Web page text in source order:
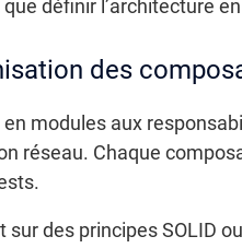
définir l’architecture
des
en modules aux
réseau. Chaque
des principes SOLID